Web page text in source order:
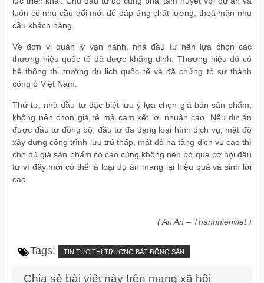
luôn có nhu cầu đổi mới để đáp ứng chất lượng, thoả mãn nhu
cầu khách hàng.
Về đơn vị quản lý vận hành, nhà đầu tư nên lựa chọn các
thương hiệu quốc tế đã được khẳng định. Thương hiệu đó có
hệ thống thị trường du lịch quốc tế và đã chứng tỏ sự thành
công ở Việt Nam.
Thứ tư, nhà đầu tư đặc biệt lưu ý lựa chọn giá bán sản phẩm,
không nên chọn giá rẻ mà cam kết lợi nhuận cao. Nếu dự án
được đầu tư đồng bộ, đầu tư đa dạng loại hình dịch vụ, mật độ
xây dựng công trình lưu trú thấp, mật độ hạ tầng dịch vụ cao thì
cho dù giá sản phẩm có cao cũng không nên bỏ qua cơ hội đầu
tư vì đây mới có thể là loại dự án mang lại hiệu quả và sinh lời
cao.
( An An – Thanhnienviet )
Tags: TIN TỨC THỊ TRƯỜNG BẤT ĐỘNG SẢN
Chia sẻ bài viết này trên mạng xã hội